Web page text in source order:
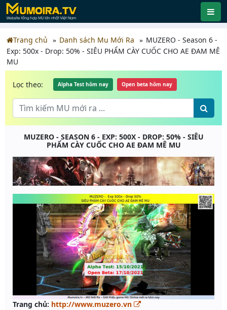
Trang chủ Danh sách Mu Mới Ra
MUZERO - Season 6 -
Exp: 500x - Drop: 50% - SIÊU PHẨM CÀY CUỐC CHO AE ĐAM MÊ
MU
Lọc theo: Alpha Test hôm nay Open beta hôm nay
MUZERO - SEASON 6 - EXP: 500X - DROP: 50% - SIÊU
PHẨM CÀY CUỐC CHO AE ĐAM MÊ MU
Trang chủ: http://www.muzero.vn